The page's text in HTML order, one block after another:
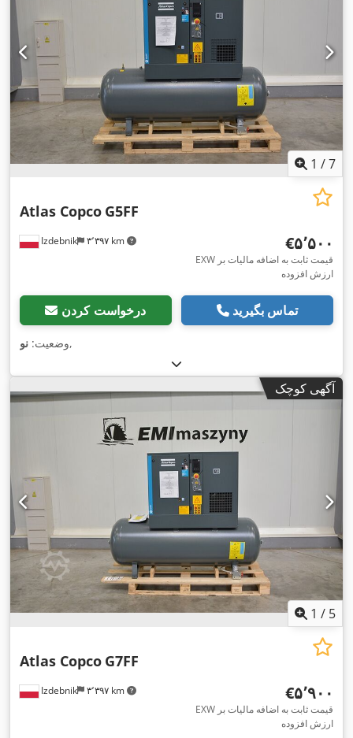
1 /7
Izdebnik ۳٬۳۹۷ km
Atlas Copco G5FF
‎€۵٬۵۰۰
EXW قیمت ثابت به اضافه مالیات بر
ارزش افزوده
درخواست کردن تماس بگیرید
وضعیت: نو ,
آگهی کوچک
1 / 5
Izdebnik ۳٬۳۹۷ km
Atlas Copco G7FF
‎€۵٬۹۰۰
EXW قیمت ثابت به اضافه مالیات بر
ارزش افزوده